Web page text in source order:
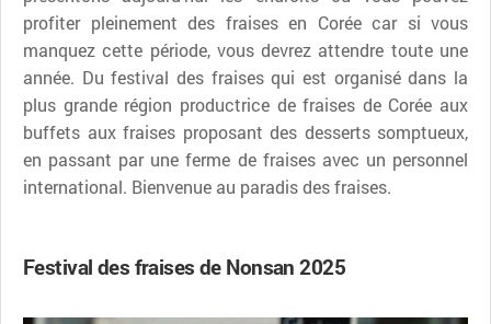
profiter pleinement des fraises en Corée car si vous
manquez cette période, vous devrez attendre toute une
année. Du festival des fraises qui est organisé dans la
plus grande région productrice de fraises de Corée aux
buffets aux fraises proposant des desserts somptueux,
en passant par une ferme de fraises avec un personnel
international. Bienvenue au paradis des fraises.
Festival des fraises de Nonsan 2025